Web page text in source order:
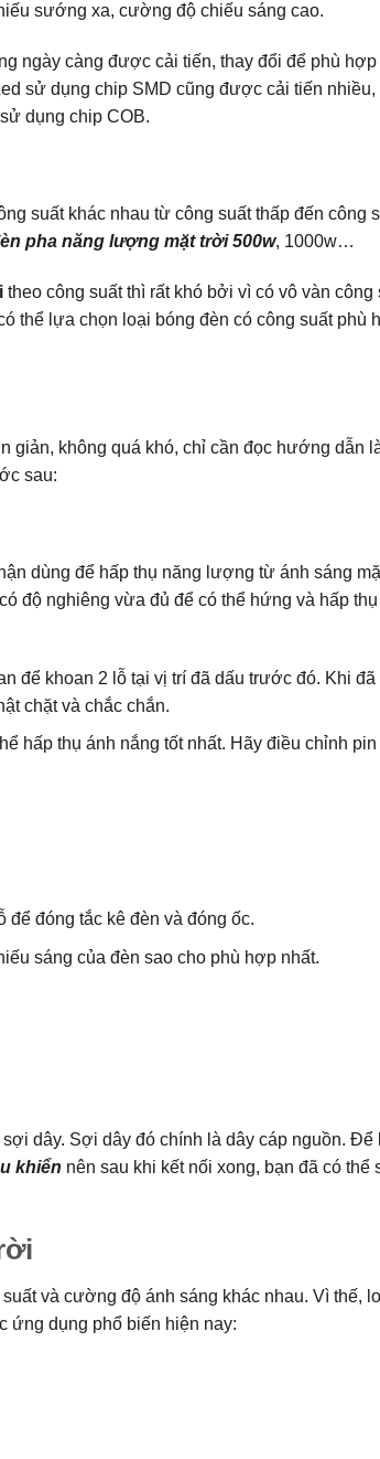
sướng xa, cường độ chiếu sáng cao.
ngày càng được cải tiến, thay đổi để phù hợp
sử dụng chip SMD cũng được cải tiến nhiều,
dụng chip COB.
suất khác nhau từ công suất thấp đến công
pha năng lượng mặt trời 500w, 1000w…
theo công suất thì rất khó bởi vì có vô vàn công
thể lựa chọn loại bóng đèn có công suất phù
giản, không quá khó, chỉ cần đọc hướng dẫn
sau:
dùng để hấp thụ năng lượng từ ánh sáng
độ nghiêng vừa đủ để có thể hứng và hấp thụ
để khoan 2 lỗ tại vị trí đã dấu trước đó. Khi đã
chặt và chắc chắn.
hấp thụ ánh nắng tốt nhất. Hãy điều chỉnh pin
đóng tắc kê đèn và đóng ốc.
sáng của đèn sao cho phù hợp nhất.
dây. Sợi dây đó chính là dây cáp nguồn. Để
khiển nên sau khi kết nối xong, bạn đã có thể
và cường độ ánh sáng khác nhau. Vì thế,
ứng dụng phổ biến hiện nay: